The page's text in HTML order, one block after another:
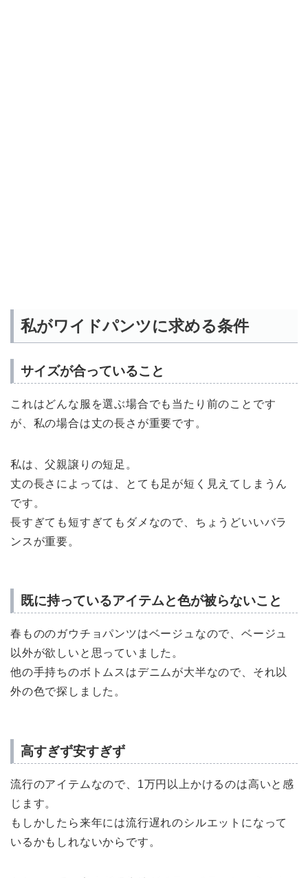
私がワイドパンツに求める条件
サイズが合っていること
これはどんな服を選ぶ場合でも当たり前のことです
が、私の場合は丈の長さが重要です。
私は、父親譲りの短足。
丈の長さによっては、とても足が短く見えてしまうん
です。
長すぎても短すぎてもダメなので、ちょうどいいバラ
ンスが重要。
既に持っているアイテムと色が被らないこと
春もののガウチョパンツはベージュなので、ベージュ
以外が欲しいと思っていました。
他の手持ちのボトムスはデニムが大半なので、それ以
外の色で探しました。
高すぎず安すぎず
流行のアイテムなので、1万円以上かけるのは高いと感
じます。
もしかしたら来年には流行遅れのシルエットになって
いるかもしれないからです。